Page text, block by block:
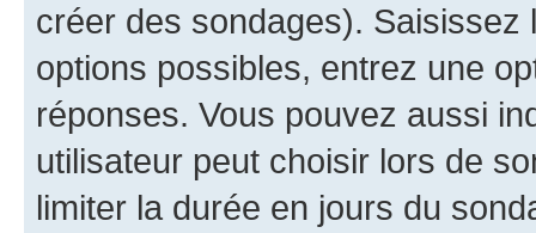
créer des sondages).
options possibles, entrez une
réponses. Vous pouvez aussi
utilisateur peut choisir lors de
limiter la durée en jours du